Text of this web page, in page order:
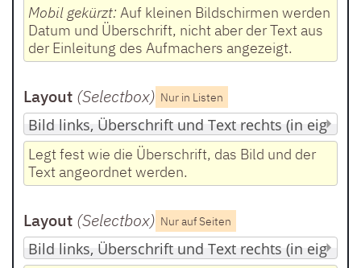
Mobil gekürzt: Auf kleinen Bildschirmen werden
Datum und Überschrift, nicht aber der Text aus
der Einleitung des Aufmachers angezeigt.
Layout (Selectbox) Nur in Listen
Legt fest wie die Überschrift, das Bild und der
Text angeordnet werden.
Layout (Selectbox) Nur auf Seiten